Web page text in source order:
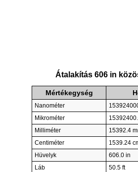
Átalakítás 606 in
Mértékegység
Nanométer
Mikrométer
Milliméter
15392.4
Centiméter
1539.24
Hüvelyk
606.0 in
Láb
50.5 ft